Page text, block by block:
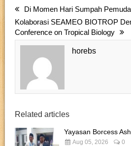
Di Momen Hari Sumpah
Kolaborasi SEAMEO BIOTROP
Conference on Tropical Biology
horebs
Related articles
Yayasan Borcess
Aug 05, 2026 0